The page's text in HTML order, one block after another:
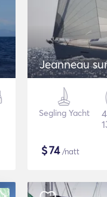
Jeanneau
Segling Yacht
$74/natt